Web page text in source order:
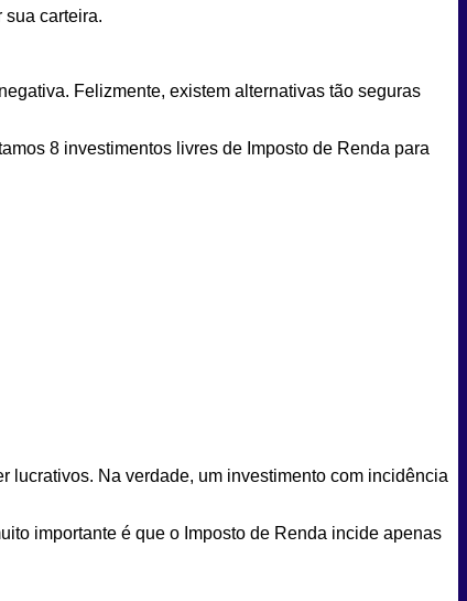
sua carteira.
Felizmente, existem alternativas tão seguras
8 investimentos livres de Imposto de Renda para
lucrativos. Na verdade, um investimento com incidência
importante é que o Imposto de Renda incide apenas